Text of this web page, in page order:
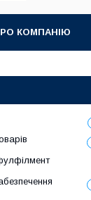
КОМПАНІЮ